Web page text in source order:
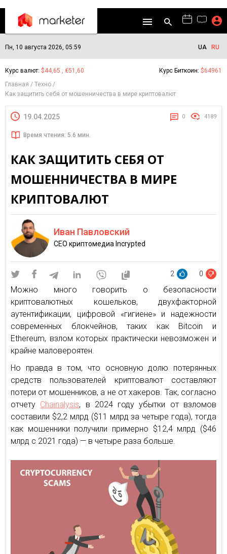
Пн, 10 августа 2026, 05:59 UA RU
Курс валют: $44,65 , €51,60 Курс Биткоин: $64961
Главная
Техно
Как защитить себя от мошенничества в мире криптовалют
19.04.2025 0 4189
Время чтения: 5.6 мин.
КАК ЗАЩИТИТЬ СЕБЯ ОТ
МОШЕННИЧЕСТВА В МИРЕ
КРИПТОВАЛЮТ
Иван Павловский
CEO криптомедиа Incrypted
2 0
Можно много говорить о безопасности
криптовалютных кошельков, двухфакторной
аутентификации, цифровой «гигиене» и надежности
современных блокчейнов, таких как Bitcoin и
Ethereum, взлом которых практически невозможен и
крайне маловероятен.
Но правда в том, что основную долю потерянных
средств пользователей криптовалют составляют
потери от мошенников, а не от хакеров. Так, согласно
отчету Chainalysis, в 2024 году убытки от взломов
составили $2,2 млрд ($11 млрд за четыре года), тогда
как мошенники получили примерно $12,4 млрд ($46
млрд с 2021 года) — в четыре раза больше.